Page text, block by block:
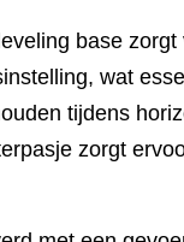
base zorgt
wat
tijdens
zorgt